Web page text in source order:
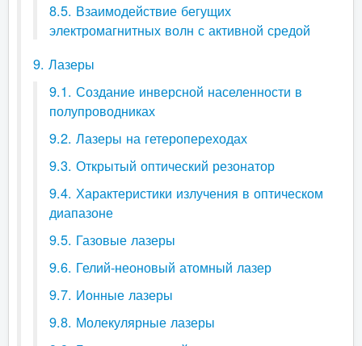
8.5. Взаимодействие бегущих
электромагнитных волн с активной средой
9. Лазеры
9.1. Создание инверсной населенности в
полупроводниках
9.2. Лазеры на гетеропереходах
9.3. Открытый оптический резонатор
9.4. Характеристики излучения в оптическом
диапазоне
9.5. Газовые лазеры
9.6. Гелий-неоновый атомный лазер
9.7. Ионные лазеры
9.8. Молекулярные лазеры